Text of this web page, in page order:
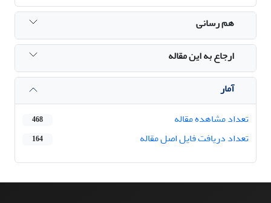
هم رسانی
ارجاع به این مقاله
آمار
تعداد مشاهده مقاله
468
تعداد دریافت فایل اصل مقاله 164